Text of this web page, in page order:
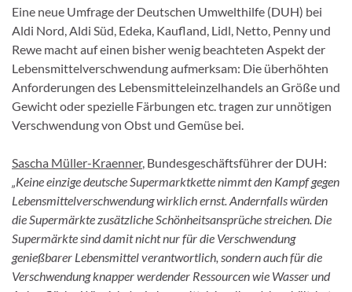
Eine neue Umfrage der Deutschen Umwelthilfe (DUH) bei
Aldi Nord, Aldi Süd, Edeka, Kaufland, Lidl, Netto, Penny und
Rewe macht auf einen bisher wenig beachteten Aspekt der
Lebensmittelverschwendung aufmerksam: Die überhöhten
Anforderungen des Lebensmitteleinzelhandels an Größe und
Gewicht oder spezielle Färbungen etc. tragen zur unnötigen
Verschwendung von Obst und Gemüse bei.
Sascha Müller-Kraenner, Bundesgeschäftsführer der DUH:
„Keine einzige deutsche Supermarktkette nimmt den Kampf gegen
Lebensmittelverschwendung wirklich ernst. Andernfalls würden
die Supermärkte zusätzliche Schönheitsansprüche streichen. Die
Supermärkte sind damit nicht nur für die Verschwendung
genießbarer Lebensmittel verantwortlich, sondern auch für die
Verschwendung knapper werdender Ressourcen wie Wasser und